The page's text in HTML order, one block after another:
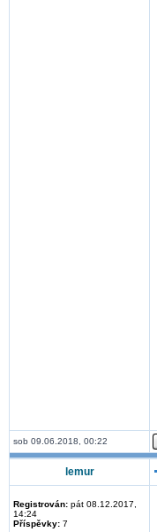
sob 09.06.2018, 00:22
lemur
Registrován: pát 08.12.2017,
14:24
Příspěvky: 7